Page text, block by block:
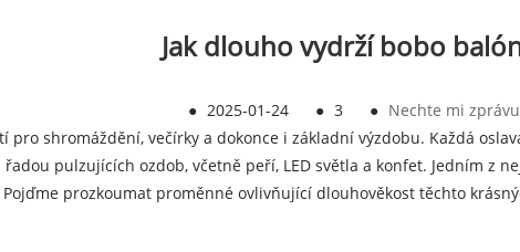
Jak dlouho vydrží bobo
● 2025-01-24 ● 3 ● Nechte mi zprávu
pro shromáždění, večírky a dokonce i základní výzdobu. Každá
pulzujících ozdob, včetně peří, LED světla a konfet. Jedním z
prozkoumat proměnné ovlivňující dlouhověkost těchto